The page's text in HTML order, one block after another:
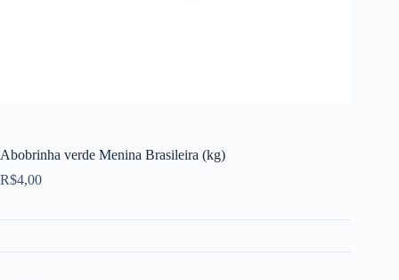
Abobrinha verde Menina Brasileira (kg)
R$4,00